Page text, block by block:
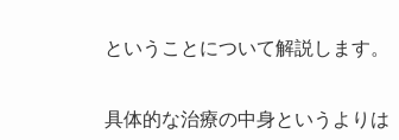
ということについて解説します。
具体的な治療の中身というよりは